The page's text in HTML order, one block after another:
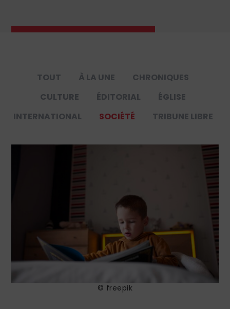
TOUT À LA UNE
CHRONIQUES
CULTURE
ÉDITORIAL
ÉGLISE
INTERNATIONAL
SOCIÉTÉ TRIBUNE LIBRE
© freepik